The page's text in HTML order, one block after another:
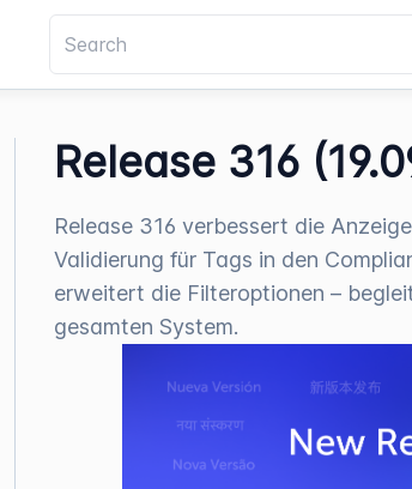
Release 316
Release 316 verbessert die
Validierung für Tags in den
erweitert die Filteroptionen –
gesamten System.